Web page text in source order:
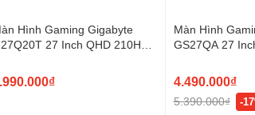
Hình Gaming Gigabyte
27 Inch QHD 210Hz
Màn Hình
GS27QA 27
4.490.000₫
5.390.000₫ -